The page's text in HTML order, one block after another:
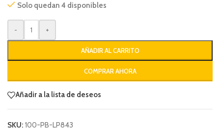
Solo quedan 4 disponibles
- +
AÑADIR AL CARRITO
COMPRAR AHORA
Añadir a la lista de deseos
SKU: 100-PB-LP843